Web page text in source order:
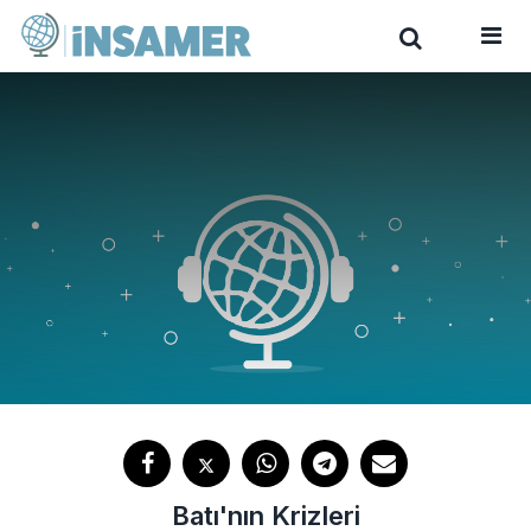
Batı'nın Krizleri